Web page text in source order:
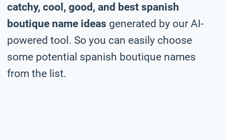
catchy, cool, good, and best spanish
boutique name ideas generated by our AI-
powered tool. So you can easily choose
some potential spanish boutique names
from the list.